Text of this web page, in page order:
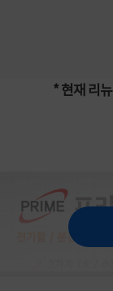
* 현재 리